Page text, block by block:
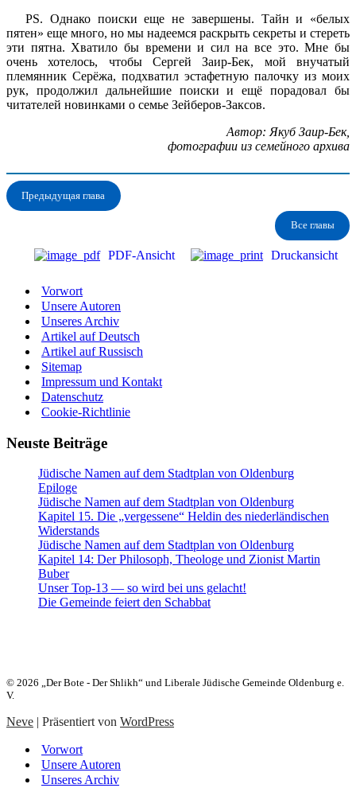
PS. Однако поиски еще не завершены. Тайн и «белых
пятен» еще много, но мы надеемся раскрыть секреты и стереть
эти пятна. Хватило бы времени и сил на все это. Мне бы
очень хотелось, чтобы Сергей Заир-Бек, мой внучатый
племянник Серёжа, подхватил эстафетную палочку из моих
рук, продолжил дальнейшие поиски и ещё порадовал бы
читателей новинками о семье Зейберов-Заксов.
Автор: Якуб Заир-Бек,
фотографии из семейного архива
Предыдущая глава
Все главы
PDF-Ansicht Druckansicht
Vorwort
Unsere Autoren
Unseres Archiv
Artikel auf Deutsch
Artikel auf Russisch
Sitemap
Impressum und Kontakt
Datenschutz
Cookie-Richtlinie
Neuste Beiträge
Jüdische Namen auf dem Stadtplan von Oldenburg
Epiloge
Jüdische Namen auf dem Stadtplan von Oldenburg
Kapitel 15. Die „vergessene“ Heldin des niederländischen
Widerstands
Jüdische Namen auf dem Stadtplan von Oldenburg
Kapitel 14: Der Philosoph, Theologe und Zionist Martin
Buber
Unser Top-13 — so wird bei uns gelacht!
Die Gemeinde feiert den Schabbat
© 2026 „Der Bote - Der Shlikh“ und Liberale Jüdische Gemeinde Oldenburg e.
V.
Neve | Präsentiert von WordPress
Vorwort
Unsere Autoren
Unseres Archiv